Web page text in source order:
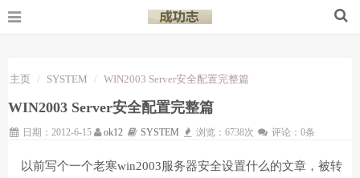
主页 SYSTEM WIN2003 Server安全配置完整篇
WIN2003 Server安全配置完整篇
日期：2012-6-15 ok12 SYSTEM 浏览：6738次 评论：0条
以前写个一个老寒win2003服务器安全设置什么的文章，被转